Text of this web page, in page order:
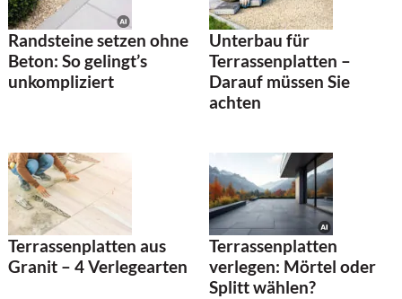
Randsteine setzen ohne
Beton: So gelingt’s
unkompliziert
Unterbau für
Terrassenplatten –
Darauf müssen Sie
achten
Terrassenplatten aus
Granit – 4 Verlegearten
Terrassenplatten
verlegen: Mörtel oder
Splitt wählen?